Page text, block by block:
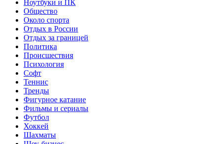
Ноутбуки и ПК
Общество
Около спорта
Отдых в России
Отдых за границей
Политика
Происшествия
Психология
Софт
Теннис
Тренды
Фигурное катание
Фильмы и сериалы
Футбол
Хоккей
Шахматы